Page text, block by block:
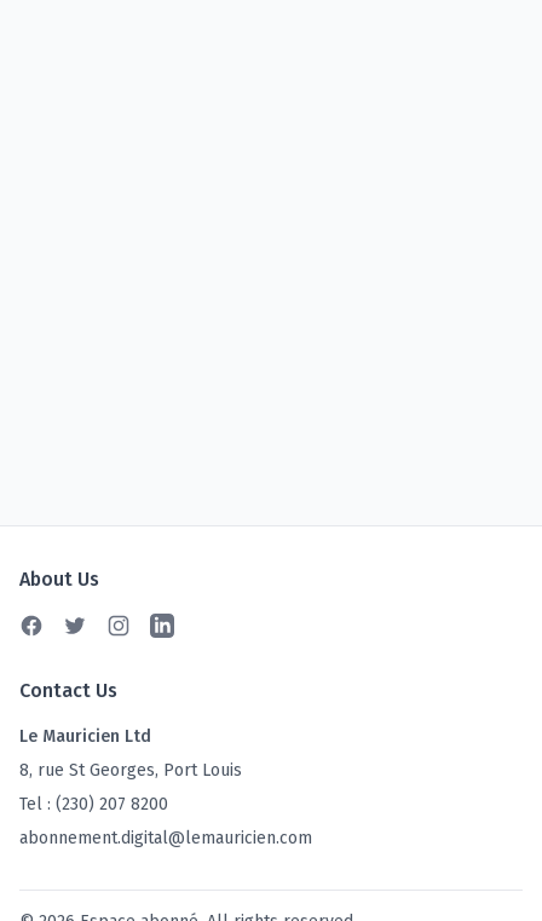
About Us
FacebookTwitterInstagramLinkedin
Contact Us
Le Mauricien Ltd
8, rue St Georges, Port Louis
Tel : (230) 207 8200
abonnement.digital@lemauricien.com